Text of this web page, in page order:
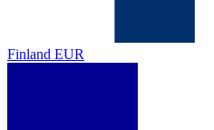
Finland EUR